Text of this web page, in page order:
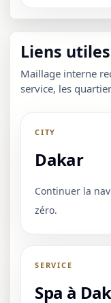
Liens utiles
Maillage interne
service, les
CITY
Dakar
Continuer la
zéro.
SERVICE
Spa à